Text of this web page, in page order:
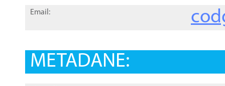
Email:
METADANE: